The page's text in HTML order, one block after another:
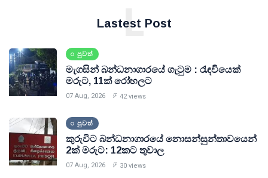
Lastest Post
L
පුවත්
මැගසින් බන්ධනාගාරයේ ගැටුම : රැඳවියෙක්
මරුට, 11ක් රෝහලට
07 Aug, 2026 42 views
පුවත්
කුරුවිට බන්ධනාගාරයේ නොසන්සුන්තාවයෙන්
2ක් මරුට: 12කට තුවාල
07 Aug, 2026 30 views